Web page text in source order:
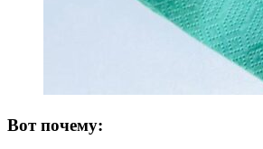
Вот почему: